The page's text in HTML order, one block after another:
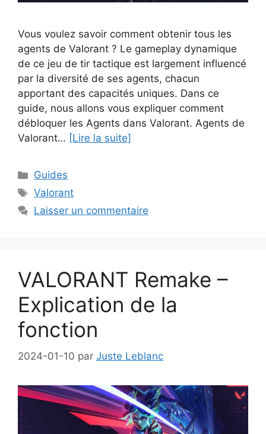
Vous voulez savoir comment obtenir tous les
agents de Valorant ? Le gameplay dynamique
de ce jeu de tir tactique est largement influencé
par la diversité de ses agents, chacun
apportant des capacités uniques. Dans ce
guide, nous allons vous expliquer comment
débloquer les Agents dans Valorant. Agents de
Valorant… [Lire la suite]
Catégories
Guides
Étiquettes
Valorant
Laisser un commentaire
VALORANT Remake –
Explication de la
fonction
2024-01-10 par Juste Leblanc